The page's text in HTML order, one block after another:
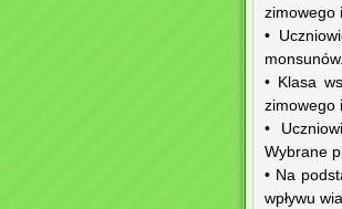
zimowego
•
monsunów.
• Klasa
zimowego
•
Wybrane
• Na
wpływu